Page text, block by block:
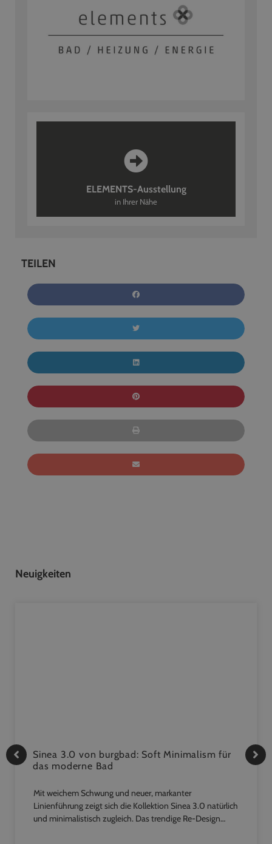
ELEMENTS-Ausstellung
in Ihrer Nähe
TEILEN
Neuigkeiten
Sinea 3.0 von burgbad: Soft Minimalism für
das moderne Bad
Mit weichem Schwung und neuer, markanter
Linienführung zeigt sich die Kollektion Sinea 3.0 natürlich
und minimalistisch zugleich. Das trendige Re-Design…